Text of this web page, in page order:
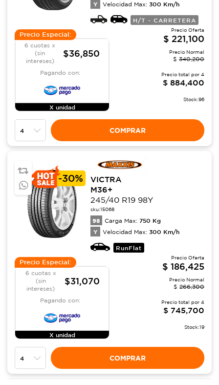
Y Velocidad Max: 300 Km/h
H/T - CARRETERA
Precio Especial:
6 cuotas x
(sin
intereses)
$36,850
Pagando con:
X unidad
Precio Oferta
$ 221,100
Precio Normal
$ 340,200
Precio total por 4
$ 884,400
Stock:96
COMPRAR
-30%
VICTRA
M36+
245/40 R19 98Y
sku:15068
98 Carga Max: 750 Kg
Y Velocidad Max: 300 Km/h
RunFlat
Precio Especial:
6 cuotas x
(sin
intereses)
$31,070
Pagando con:
X unidad
Precio Oferta
$ 186,425
Precio Normal
$ 266,300
Precio total por 4
$ 745,700
Stock:19
COMPRAR